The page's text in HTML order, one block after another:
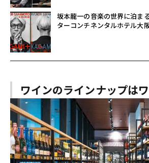
坂本龍一の音楽の世界に泊ま
ターコンチネンタルホテル大
ワインのラインナップは